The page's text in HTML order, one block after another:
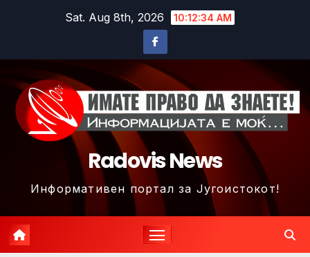
Sat. Aug 8th, 2026 10:12:37 AM
Radovis News
Информативен портал за Југоистокот!